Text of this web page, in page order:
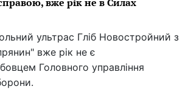
ультрас Гліб Новостройний з
вже рік не є
Головного управління